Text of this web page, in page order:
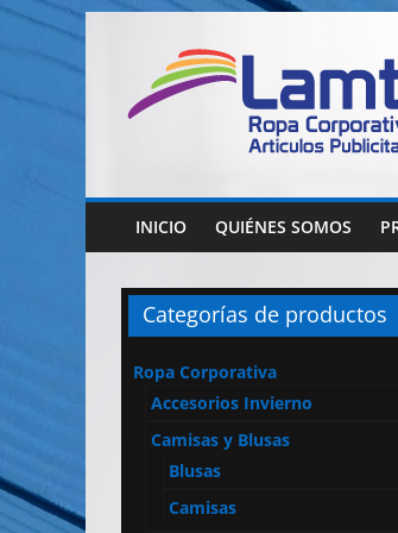
contenido
Lamtex
Corporativa
de
Trabajo
Seguridad
Diseño
INICIO QUIÉNES SOMOS
Categorías de productos
Ropa Corporativa
Accesorios Invierno
Camisas y Blusas
Blusas
Camisas